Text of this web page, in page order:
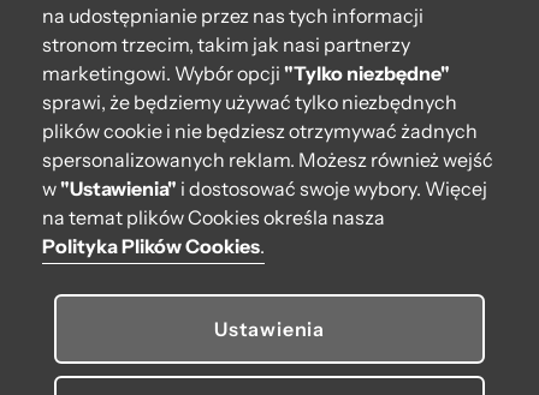
O bag
Pomoc
na udostępnianie przez nas tych informacji
stronom trzecim, takim jak nasi partnerzy
marketingowi. Wybór opcji "Tylko niezbędne"
sprawi, że będziemy używać tylko niezbędnych
plików cookie i nie będziesz otrzymywać żadnych
spersonalizowanych reklam. Możesz również wejść
w"Ustawienia" i dostosować swoje wybory. Więcej
na temat plików Cookies określa nasza
Polityka Plików Cookies.
Ustawienia